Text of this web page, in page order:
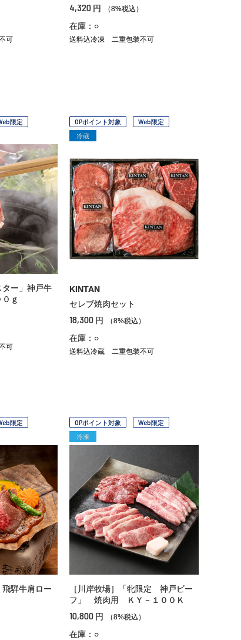
可
4,320 円 （8%税込）
在庫：○
送料込冷凍 二重包装不可
限定
ー」神戸牛
ｇ
可
OPポイント対象
Web限定
冷蔵
KINTAN
セレブ焼肉セット
18,300 円 （8%税込）
在庫：○
送料込冷蔵 二重包装不可
限定
騨牛肩ロー
OPポイント対象
Web限定
冷凍
［川岸牧場］「牝限定 神戸ビー
フ」 焼肉用 ＫＹ－１００Ｋ
10,800 円 （8%税込）
在庫：○